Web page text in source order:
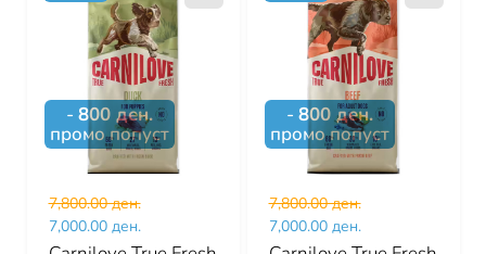
- 800ден.
промо попуст
7,800.00 ден.
7,000.00 ден.
- 800ден.
промо попуст
7,800.00 ден.
7,000.00 ден.